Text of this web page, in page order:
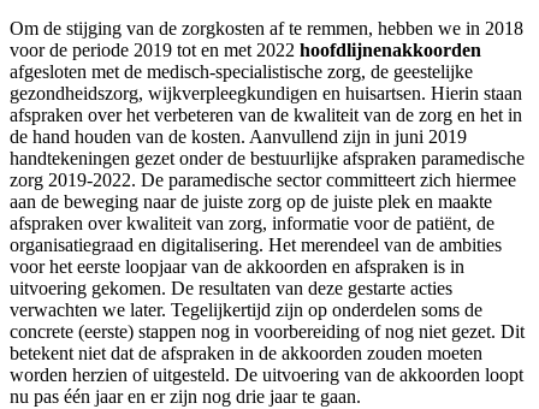
Om de stijging van de zorgkosten af te remmen, hebben we in 2018
voor de periode 2019 tot en met 2022 hoofdlijnenakkoorden
afgesloten met de medisch-specialistische zorg, de geestelijke
gezondheidszorg, wijkverpleegkundigen en huisartsen. Hierin staan
afspraken over het verbeteren van de kwaliteit van de zorg en het in
de hand houden van de kosten. Aanvullend zijn in juni 2019
handtekeningen gezet onder de bestuurlijke afspraken paramedische
zorg 2019-2022. De paramedische sector committeert zich hiermee
aan de beweging naar de juiste zorg op de juiste plek en maakte
afspraken over kwaliteit van zorg, informatie voor de patiënt, de
organisatiegraad en digitalisering. Het merendeel van de ambities
voor het eerste loopjaar van de akkoorden en afspraken is in
uitvoering gekomen. De resultaten van deze gestarte acties
verwachten we later. Tegelijkertijd zijn op onderdelen soms de
concrete (eerste) stappen nog in voorbereiding of nog niet gezet. Dit
betekent niet dat de afspraken in de akkoorden zouden moeten
worden herzien of uitgesteld. De uitvoering van de akkoorden loopt
nu pas één jaar en er zijn nog drie jaar te gaan.